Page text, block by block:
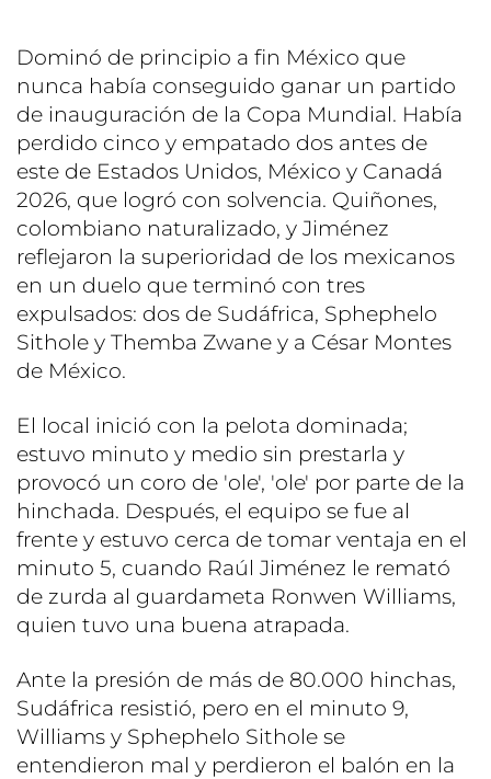
Dominó de principio a fin México que
nunca había conseguido ganar un partido
de inauguración de la Copa Mundial. Había
perdido cinco y empatado dos antes de
este de Estados Unidos, México y Canadá
2026, que logró con solvencia. Quiñones,
colombiano naturalizado, y Jiménez
reflejaron la superioridad de los mexicanos
en un duelo que terminó con tres
expulsados: dos de Sudáfrica, Sphephelo
Sithole y Themba Zwane y a César Montes
de México.
El local inició con la pelota dominada;
estuvo minuto y medio sin prestarla y
provocó un coro de 'ole', 'ole' por parte de la
hinchada. Después, el equipo se fue al
frente y estuvo cerca de tomar ventaja en el
minuto 5, cuando Raúl Jiménez le remató
de zurda al guardameta Ronwen Williams,
quien tuvo una buena atrapada.
Ante la presión de más de 80.000 hinchas,
Sudáfrica resistió, pero en el minuto 9,
Williams y Sphephelo Sithole se
entendieron mal y perdieron el balón en la